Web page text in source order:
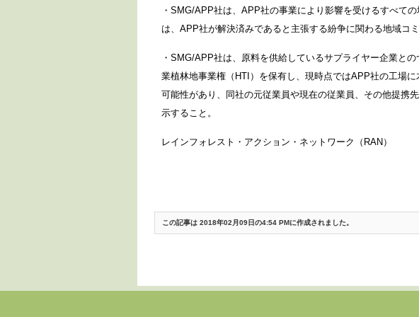
・SMG/APP社は、APP社の事業により影響を受けるすべて
は、APP社が解決済みであると主張する紛争に関わる地域コ
・SMG/APP社は、原料を供給しているサプライヤー企業と
業植林地事業権（HTI）を保有し、現時点ではAPP社の工場
可能性があり、同社の元従業員や現在の従業員、その他提携
示すること。
レインフォレスト・アクション・ネットワーク（RAN）
この記事は 2018年02月09日の4:54 PMに作成されました。